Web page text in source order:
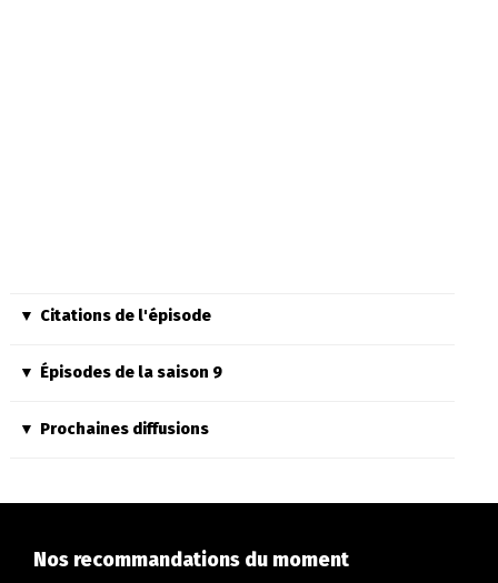
Citations de l'épisode
Épisodes de la saison 9
Prochaines diffusions
Nos recommandations du moment